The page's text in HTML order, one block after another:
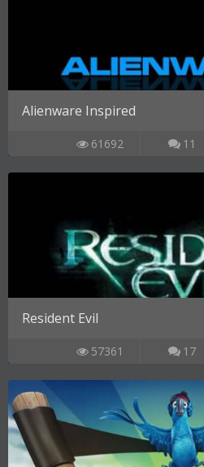
Alienware Inspired
61692 11
Resident Evil
57361 17